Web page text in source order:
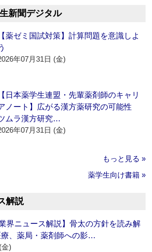
新聞デジタル
【薬ゼミ国試対策】計算問題を意識しよ
年07月31日 (金)
【日本薬学生連盟・先輩薬剤師のキャリ
ノート】広がる漢方薬研究の可能性
ムラ漢方研究…
年07月31日 (金)
もっと見る »
薬学生向け書籍 »
解説
界ニュース解説】骨太の方針を読み解
療、薬局・薬剤師への影…
)